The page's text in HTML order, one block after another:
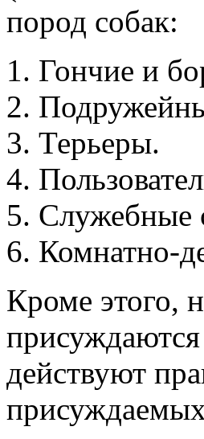
пород собак:
Гончие и
Терьеры.
Служебные
Комнатно-
Кроме этого,
действуют